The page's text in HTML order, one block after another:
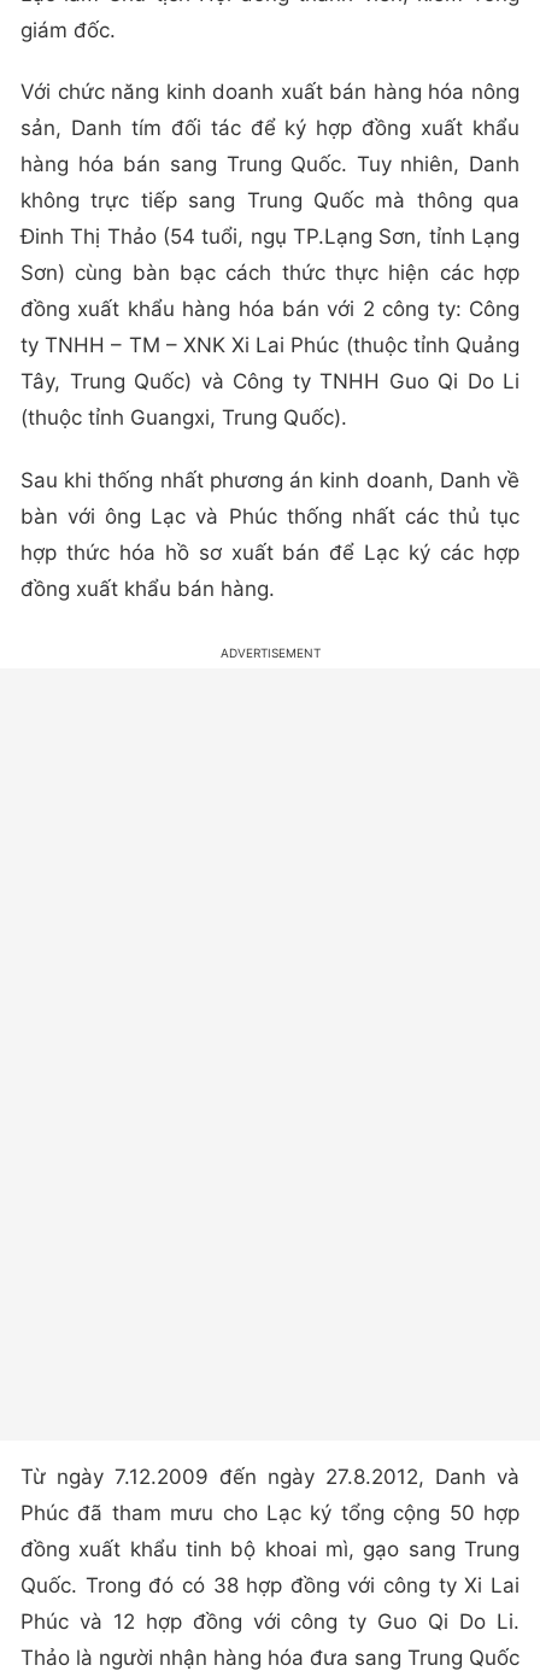
giám đốc.
Với chức năng kinh doanh xuất bán hàng hóa nông
sản, Danh tím đối tác để ký hợp đồng xuất khẩu
hàng hóa bán sang Trung Quốc. Tuy nhiên, Danh
không trực tiếp sang Trung Quốc mà thông qua
Đinh Thị Thảo (54 tuổi, ngụ TP.Lạng Sơn, tỉnh Lạng
Sơn) cùng bàn bạc cách thức thực hiện các hợp
đồng xuất khẩu hàng hóa bán với 2 công ty: Công
ty TNHH – TM – XNK Xi Lai Phúc (thuộc tỉnh Quảng
Tây, Trung Quốc) và Công ty TNHH Guo Qi Do Li
(thuộc tỉnh Guangxi, Trung Quốc).
Sau khi thống nhất phương án kinh doanh, Danh về
bàn với ông Lạc và Phúc thống nhất các thủ tục
hợp thức hóa hồ sơ xuất bán để Lạc ký các hợp
đồng xuất khẩu bán hàng.
Từ ngày 7.12.2009 đến ngày 27.8.2012, Danh và
Phúc đã tham mưu cho Lạc ký tổng cộng 50 hợp
đồng xuất khẩu tinh bộ khoai mì, gạo sang Trung
Quốc. Trong đó có 38 hợp đồng với công ty Xi Lai
Phúc và 12 hợp đồng với công ty Guo Qi Do Li.
Thảo là người nhận hàng hóa đưa sang Trung Quốc